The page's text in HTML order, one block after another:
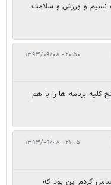
نسیم و ورزش و سلامت
۲۰:۵۰ - ۱۳۹۳/۰۹/۰۸
برنامه ها را با هم
۲۱:۰۵ - ۱۳۹۳/۰۹/۰۸
كردم اين بود كه